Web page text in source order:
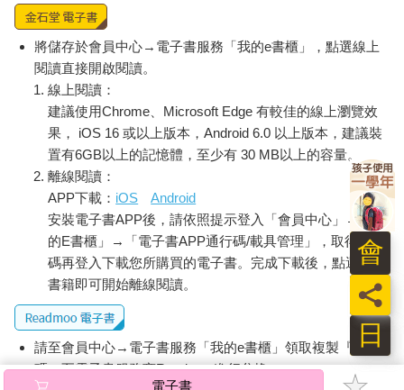
記錄高手不會寫太多
當我說自己是紀錄學者時，大部分的人都會認為我是那種成天在
筆記本寫滿文字的人。他們的腦海中浮現的，想必是從早到晚仔
細記錄、統整生活大小事的人。事實上，這種想法半對半錯。
我會記錄一整天發生的事情，像是今天該做的事、閒暇時的娛
樂、與別人的對話、我的情緒，甚至做了哪些家事。只不過，並
不會一字不漏地把工作內容或對話等「照樣」寫下來。
許多人聽到別人叫他們記錄，都誤以為要像速記員那樣，記下全
部的事情。如果叫他們邊閱讀邊筆記，紀錄甚至會厚得和一本書
沒兩樣。另外，若叫他們讀二十頁左右時記錄一下，他們記錄這
二十頁所耗費的時間，和閱讀時間差不多。光聽我這麼說，就覺
得喘不過氣吧。這無非是讓人放棄記錄的捷徑。
邊上課邊記錄也是大同小異。儘管你悉數記下老師所說，依舊記
線上課程亦然。各位應該都有過暫停影片、認真抄筆記、繼續播
放，或者錯過某些段落時，倒帶重看的經驗吧？如果一直執著於
筆記，絕對很難專心上課。
更何況，你之後會複習筆記嗎？我想不會吧。即使真的想複習，
將儲存於會員中心→電子書服務「我的e書櫃」，點選線上
閱讀直接開啟閱讀。
線上閱讀：
建議使用Chrome、Microsoft Edge 有較佳的線上瀏覽效
果， iOS 16 或以上版本，Android 6.0 以上版本，建議裝
置有6GB以上的記憶體，至少有 30 MB以上的容量。
離線閱讀：
APP下載： iOS
Android
安裝電子書APP後，請依照提示登入「會員中心」→「我
的E書櫃」→「電子書APP通行碼/載具管理」，取得通行
碼再登入下載您所購買的電子書。完成下載後，點選任一
書籍即可開始離線閱讀。
請至會員中心→電子書服務「我的e書櫃」領取複製『兌換
碼』至電子書服務商Readmoo進行兌換。
日
員
會